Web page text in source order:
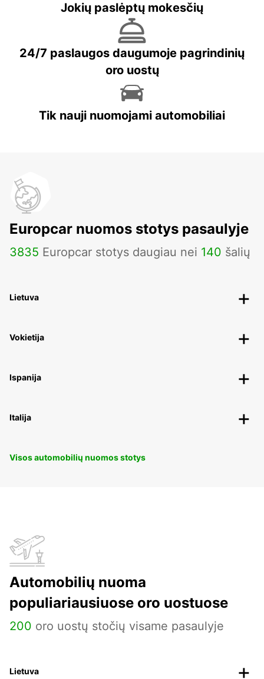
Jokių paslėptų mokesčių
24/7 paslaugos daugumoje pagrindinių
oro uostų
Tik nauji nuomojami automobiliai
Europcar nuomos stotys pasaulyje
3835 Europcar stotys daugiau nei 140 šalių
Lietuva
Vokietija
Ispanija
Italija
Visos automobilių nuomos stotys
Automobilių nuoma
populiariausiuose oro uostuose
200 oro uostų stočių visame pasaulyje
Lietuva